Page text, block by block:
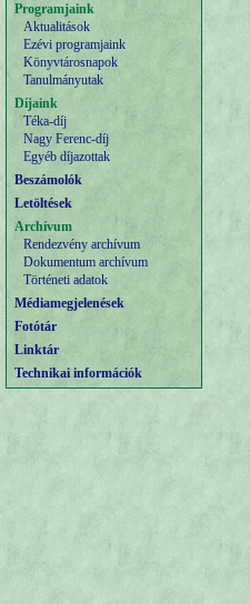
Programjaink
Aktualitások
Ezévi programjaink
Könyvtárosnapok
Tanulmányutak
Díjaink
Téka-díj
Nagy Ferenc-díj
Egyéb díjazottak
Beszámolók
Letöltések
Archívum
Rendezvény archívum
Dokumentum archívum
Történeti adatok
Médiamegjelenések
Fotótár
Linktár
Technikai információk